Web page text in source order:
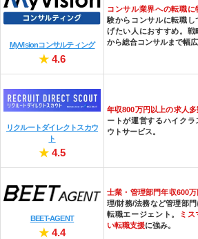
MyVisionコンサルティング
★ 4.6
コンサル業界への転職に
験からコンサルに転職し
げたい人におすすめ。戦
から総合コンサルまで幅広
リクルートダイレクトスカウ
ト
★ 4.5
年収800万円以上の求人多
ートが運営するハイクラ
ウトサービス。
BEET-AGENT
★ 4.4
士業・管理部門年収600
理/財務/法務など管理部門
転職エージェント。
ミス
い転職支援に強み。